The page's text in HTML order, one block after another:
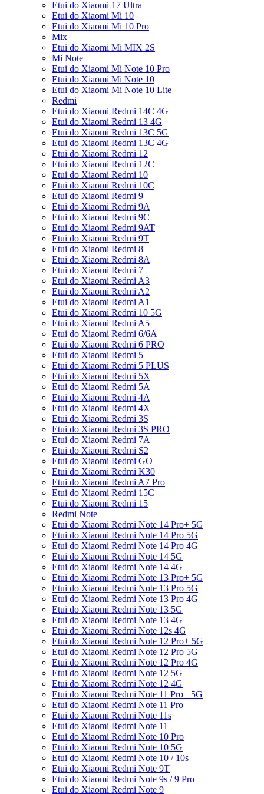
Etui do Xiaomi 17 Ultra
Etui do Xiaomi Mi 10
Etui do Xiaomi Mi 10 Pro
Mix
Etui do Xiaomi Mi MIX 2S
Mi Note
Etui do Xiaomi Mi Note 10 Pro
Etui do Xiaomi Mi Note 10
Etui do Xiaomi Mi Note 10 Lite
Redmi
Etui do Xiaomi Redmi 14C 4G
Etui do Xiaomi Redmi 13 4G
Etui do Xiaomi Redmi 13C 5G
Etui do Xiaomi Redmi 13C 4G
Etui do Xiaomi Redmi 12
Etui do Xiaomi Redmi 12C
Etui do Xiaomi Redmi 10
Etui do Xiaomi Redmi 10C
Etui do Xiaomi Redmi 9
Etui do Xiaomi Redmi 9A
Etui do Xiaomi Redmi 9C
Etui do Xiaomi Redmi 9AT
Etui do Xiaomi Redmi 9T
Etui do Xiaomi Redmi 8
Etui do Xiaomi Redmi 8A
Etui do Xiaomi Redmi 7
Etui do Xiaomi Redmi A3
Etui do Xiaomi Redmi A2
Etui do Xiaomi Redmi A1
Etui do Xiaomi Redmi 10 5G
Etui do Xiaomi Redmi A5
Etui do Xiaomi Redmi 6/6A
Etui do Xiaomi Redmi 6 PRO
Etui do Xiaomi Redmi 5
Etui do Xiaomi Redmi 5 PLUS
Etui do Xiaomi Redmi 5X
Etui do Xiaomi Redmi 5A
Etui do Xiaomi Redmi 4A
Etui do Xiaomi Redmi 4X
Etui do Xiaomi Redmi 3S
Etui do Xiaomi Redmi 3S PRO
Etui do Xiaomi Redmi 7A
Etui do Xiaomi Redmi S2
Etui do Xiaomi Redmi GO
Etui do Xiaomi Redmi K30
Etui do Xiaomi Redmi A7 Pro
Etui do Xiaomi Redmi 15C
Etui do Xiaomi Redmi 15
Redmi Note
Etui do Xiaomi Redmi Note 14 Pro+ 5G
Etui do Xiaomi Redmi Note 14 Pro 5G
Etui do Xiaomi Redmi Note 14 Pro 4G
Etui do Xiaomi Redmi Note 14 5G
Etui do Xiaomi Redmi Note 14 4G
Etui do Xiaomi Redmi Note 13 Pro+ 5G
Etui do Xiaomi Redmi Note 13 Pro 5G
Etui do Xiaomi Redmi Note 13 Pro 4G
Etui do Xiaomi Redmi Note 13 5G
Etui do Xiaomi Redmi Note 13 4G
Etui do Xiaomi Redmi Note 12s 4G
Etui do Xiaomi Redmi Note 12 Pro+ 5G
Etui do Xiaomi Redmi Note 12 Pro 5G
Etui do Xiaomi Redmi Note 12 Pro 4G
Etui do Xiaomi Redmi Note 12 5G
Etui do Xiaomi Redmi Note 12 4G
Etui do Xiaomi Redmi Note 11 Pro+ 5G
Etui do Xiaomi Redmi Note 11 Pro
Etui do Xiaomi Redmi Note 11s
Etui do Xiaomi Redmi Note 11
Etui do Xiaomi Redmi Note 10 Pro
Etui do Xiaomi Redmi Note 10 5G
Etui do Xiaomi Redmi Note 10 / 10s
Etui do Xiaomi Redmi Note 9T
Etui do Xiaomi Redmi Note 9s / 9 Pro
Etui do Xiaomi Redmi Note 9